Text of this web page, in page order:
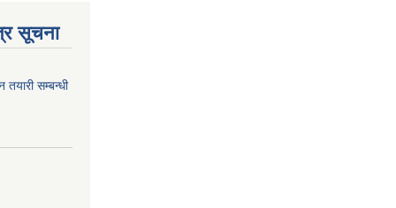
सूचना
तयारी सम्बन्धी